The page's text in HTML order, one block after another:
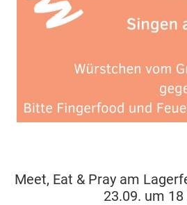
Meet, Eat & Pray am
23.09. um 18